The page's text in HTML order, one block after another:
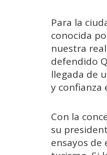
Para la
conocida
nuestra
defendido
llegada de
y confianza
Con la
su
ensayos de